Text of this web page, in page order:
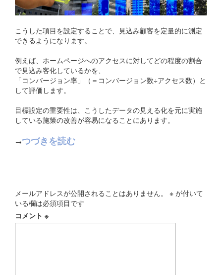
こうした項目を設定することで、見込み顧客を定量的に測定
できるようになります。
例えば、ホームページへのアクセスに対してどの程度の割合
で見込み客化しているかを、
「コンバージョン率」（＝コンバージョン数÷アクセス数）と
して評価します。
目標設定の重要性は、こうしたデータの見える化を元に実施
している施策の改善が容易になることにあります。
→つづきを読む
メールアドレスが公開されることはありません。 ※ が付いて
いる欄は必須項目です
コメント ※